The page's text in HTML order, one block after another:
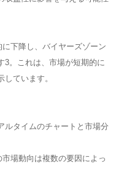
下降し、バイヤーズゾーン
​3​。これは、市場が短期的に
ています。
ルタイムのチャートと市場分
場動向は複数の要因によっ